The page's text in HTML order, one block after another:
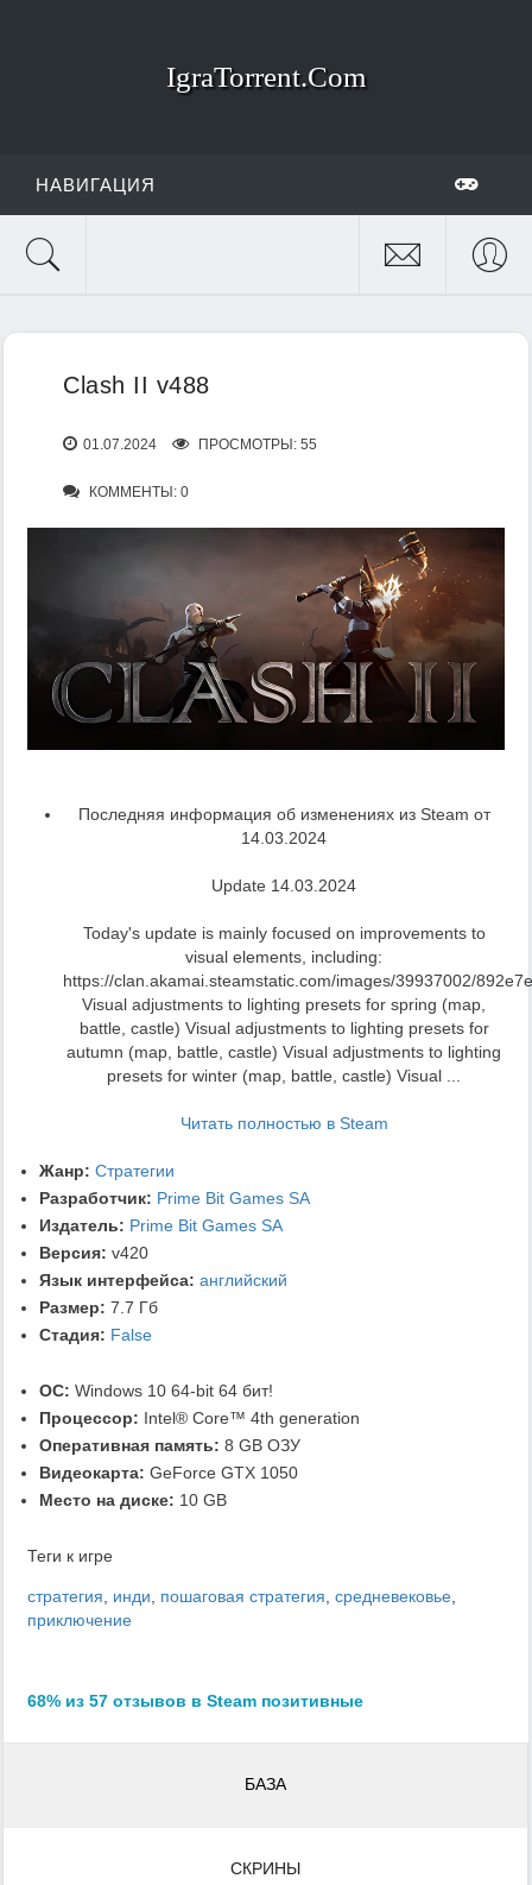
IgraTorrent.Com
НАВИГАЦИЯ
Clash II v488
01.07.2024 ПРОСМОТРЫ: 55
КОММЕНТЫ: 0
Последняя информация об изменениях из Steam от
14.03.2024
Update 14.03.2024
Today's update is mainly focused on improvements to
visual elements, including:
https://clan.akamai.steamstatic.com/images/39937002/
Visual adjustments to lighting presets for spring (map,
battle, castle) Visual adjustments to lighting presets for
autumn (map, battle, castle) Visual adjustments to lighting
presets for winter (map, battle, castle) Visual ...
Читать полностью в Steam
Жанр: Стратегии
Разработчик: Prime Bit Games SA
Издатель: Prime Bit Games SA
Версия: v420
Язык интерфейса: английский
Размер: 7.7 Гб
Стадия: False
ОС: Windows 10 64-bit 64 бит!
Процессор: Intel® Core™ 4th generation
Оперативная память: 8 GB ОЗУ
Видеокарта: GeForce GTX 1050
Место на диске: 10 GB
Теги к игре
стратегия, инди, пошаговая стратегия, средневековье,
приключение
68% из 57 отзывов в Steam позитивные
БАЗА
СКРИНЫ